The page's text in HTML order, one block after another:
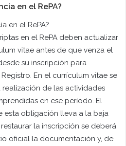
en el RePA?
en el RePA?
en el RePA deben actualizar
vitae antes de que venza el
su inscripción para
En el currículum vitae se
de las actividades
en ese período. El
esta obligación lleva a la baja
la inscripción se deberá
oficial la documentación y, de